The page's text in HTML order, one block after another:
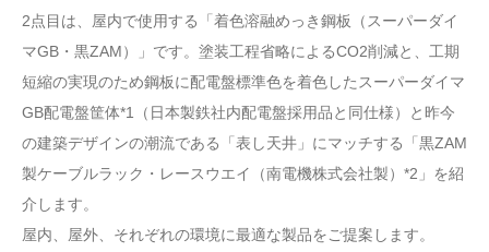
2点目は、屋内で使用する「着色溶融めっき鋼板（スーパーダイ
マGB・黒ZAM）」です。塗装工程省略によるCO2削減と、工期
短縮の実現のため鋼板に配電盤標準色を着色したスーパーダイマ
GB配電盤筐体*1（日本製鉄社内配電盤採用品と同仕様）と昨今
の建築デザインの潮流である「表し天井」にマッチする「黒ZAM
製ケーブルラック・レースウエイ（南電機株式会社製）*2」を紹
介します。
屋内、屋外、それぞれの環境に最適な製品をご提案します。